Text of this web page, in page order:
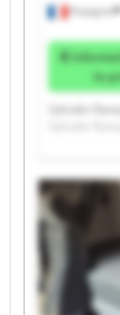
Perpignan
Information sur
le
Syltrailer
Syltrailer
Syltrailer
Syltrailer
Syltrailer
Syltrailer
Syltrailer